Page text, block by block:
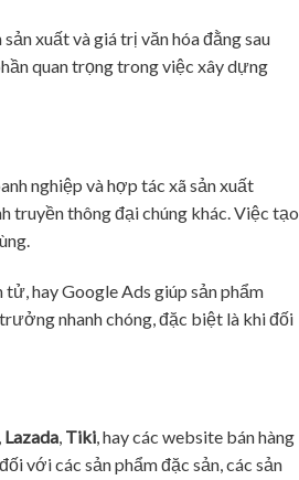
xuất và giá trị văn hóa đằng sau
quan trọng trong việc xây dựng
nghiệp và hợp tác xã sản xuất
truyền thông đại chúng khác. Việc tạo
hay Google Ads giúp sản phẩm
nhanh chóng, đặc biệt là khi đối
Lazada, Tiki, hay các website bán hàng
với các sản phẩm đặc sản, các sản